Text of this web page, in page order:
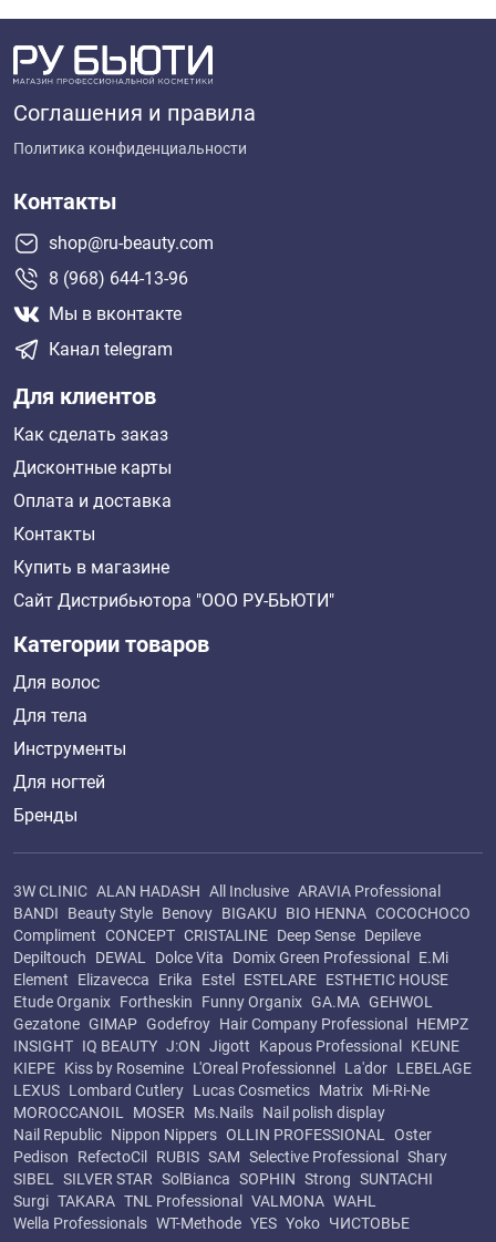
Соглашения и правила
Политика конфиденциальности
Контакты
shop@ru-beauty.com
8 (968) 644-13-96
Мы в вконтакте
Канал telegram
Для клиентов
Как сделать заказ
Дисконтные карты
Оплата и доставка
Контакты
Купить в магазине
Сайт Дистрибьютора "ООО РУ-БЬЮТИ"
Категории товаров
Для волос
Для тела
Инструменты
Для ногтей
Бренды
3W CLINIC ALAN HADASH All Inclusive ARAVIA Professional
BANDI
Beauty Style Benovy BIGAKU BIO HENNA COCOCHOCO
Compliment CONCEPT CRISTALINE Deep Sense Depileve
Depiltouch
DEWAL Dolce Vita Domix Green Professional
E.Mi
Element
Elizavecca Erika Estel ESTELARE ESTHETIC HOUSE
Etude Organix Fortheskin Funny Organix GA.MA GEHWOL
Gezatone GIMAP Godefroy Hair Company Professional
HEMPZ
INSIGHT IQ BEAUTY J:ON Jigott Kapous Professional
KEUNE
KIEPE Kiss by Rosemine L'Oreal Professionnel La'dor LEBELAGE
LEXUS Lombard Cutlery Lucas Cosmetics Matrix Mi-Ri-Ne
MOROCCANOIL
MOSER Ms.Nails Nail polish display
Nail Republic Nippon Nippers OLLIN PROFESSIONAL
Oster
Pedison
RefectoCil RUBIS SAM Selective Professional
Shary
SIBEL
SILVER STAR SolBianca SOPHIN Strong SUNTACHI
Surgi TAKARA TNL Professional VALMONA WAHL
Wella Professionals WT-Methode YES Yoko ЧИСТОВЬЕ